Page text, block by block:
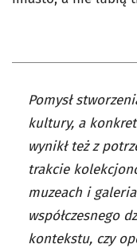
Pomysł
kultury, a
wynikł też z
trakcie
muzeach i
współczesnego
kontekstu, czy